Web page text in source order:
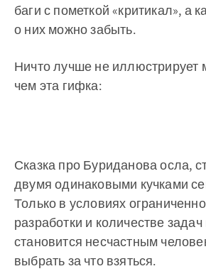
баги с пометкой «критикал», а
о них можно забыть.
Ничто лучше не иллюстрирует
чем эта гифка:
Сказка про Буриданова осла,
двумя одинаковыми кучками
Только в условиях
разработки и количестве
становится несчастным
выбрать за что взяться.